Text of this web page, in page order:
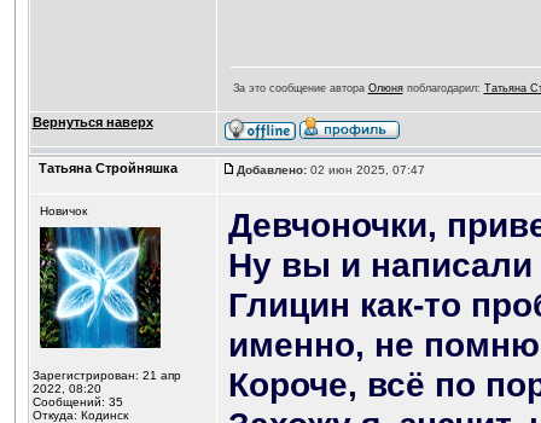
За это сообщение автора Олюняпоблагодарил: Татьяна
Вернуться наверх
Татьяна Стройняшка Добавлено:02 июн 2025, 07:47
Новичок
Зарегистрирован: 21 апр
2022, 08:20
Сообщений: 35
Откуда: Кодинск
Девчоночки,
Ну вы и написали
Глицин как-то
именно, не
Короче, всё по